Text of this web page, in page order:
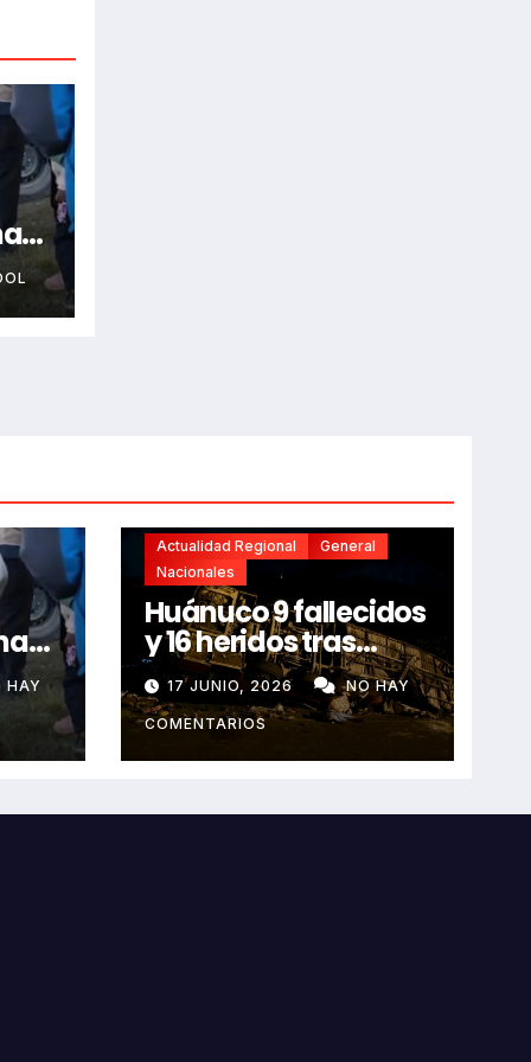
HAY
Actualidad Regional
General
Nacionales
Huánuco 9 fallecidos
y 16 heridos tras
horroroso despiste
de bus Real Chancas
que impactó contra
vivienda
17 JUNIO, 2026 NO HAY
COMENTARIOS